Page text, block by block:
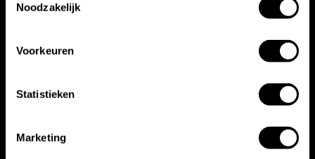
Noodzakelijk
Voorkeuren
Statistieken
Marketing
Wij werken met
toonaangevende